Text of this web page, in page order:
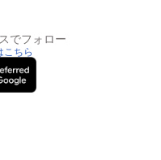
でフォロー
こちら